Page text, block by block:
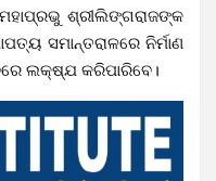
ଶ୍ରୀଲିଙ୍ଗରାଜଙ୍କ
ସମାନ୍ତରାଳରେ ନିର୍ମାଣ
ଲକ୍ଷ୍ଯ କରିପାରିବେ।